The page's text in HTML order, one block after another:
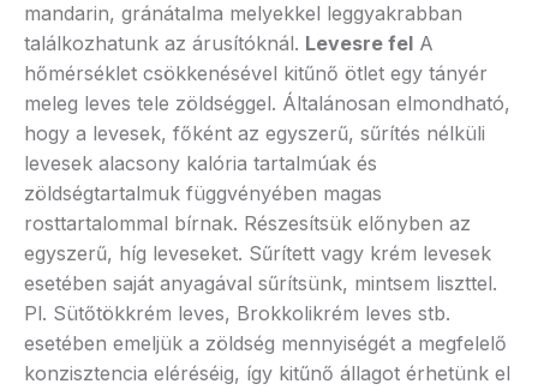
mandarin, gránátalma melyekkel leggyakrabban
találkozhatunk az árusítóknál. Levesre fel A
hőmérséklet csökkenésével kitűnő ötlet egy tányér
meleg leves tele zöldséggel. Általánosan elmondható,
hogy a levesek, főként az egyszerű, sűrítés nélküli
levesek alacsony kalória tartalmúak és
zöldségtartalmuk függvényében magas
rosttartalommal bírnak. Részesítsük előnyben az
egyszerű, híg leveseket. Sűrített vagy krém levesek
esetében saját anyagával sűrítsünk, mintsem liszttel.
Pl. Sütőtökkrém leves, Brokkolikrém leves stb.
esetében emeljük a zöldség mennyiségét a megfelelő
konzisztencia eléréséig, így kitűnő állagot érhetünk el